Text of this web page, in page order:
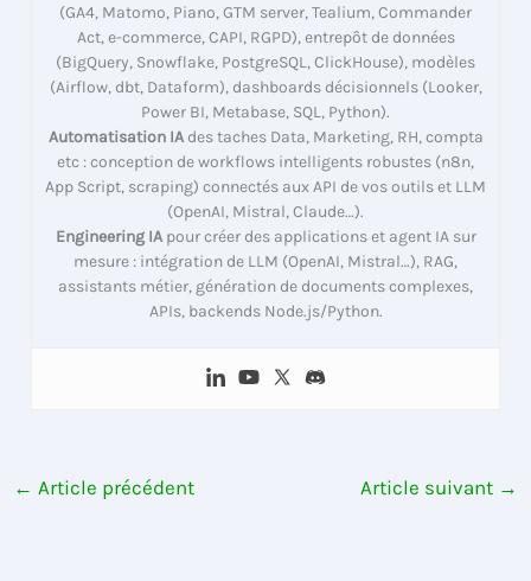
(GA4, Matomo, Piano, GTM server, Tealium, Commander
Act, e-commerce, CAPI, RGPD), entrepôt de données
(BigQuery, Snowflake, PostgreSQL, ClickHouse), modèles
(Airflow, dbt, Dataform), dashboards décisionnels (Looker,
Power BI, Metabase, SQL, Python).
Automatisation IAdes taches Data, Marketing, RH, compta
etc : conception de workflows intelligents robustes (n8n,
App Script, scraping) connectés aux API de vos outils et LLM
(OpenAI, Mistral, Claude…).
Engineering IApour créer des applications et agent IA sur
mesure : intégration de LLM (OpenAI, Mistral…), RAG,
assistants métier, génération de documents complexes,
APIs, backends Node.js/Python.
← Article précédent Article suivant →